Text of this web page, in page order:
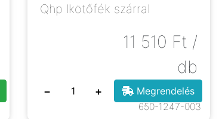
Qhp lkötőfék szárral
11 510 Ft /
db
− +
Megrendelés
650-1247-003